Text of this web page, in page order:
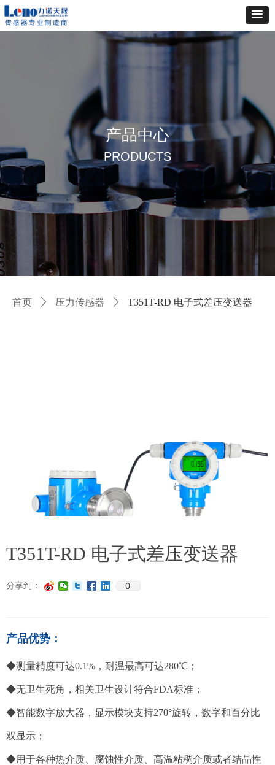
首页 ꄲ 压力传感器 ꄲ T351T-RD 电子式差压变送器
T351T-RD 电子式差压变送器
分享到： 0
◆测量精度可达0.1%，耐温最高可达280℃；
◆无卫生死角，相关卫生设计符合FDA标准；
◆智能数字放大器，显示模块支持270°旋转，数字和百分比
双显示；
◆用于各种热介质、腐蚀性介质、高温粘稠介质或者结晶性
产品优势：
产品中心
PRODUCTS